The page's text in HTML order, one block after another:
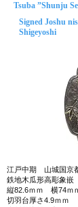
Tsuba ”Shunju
Signed Joshu
Shigeyoshi
江戸中期 山城国京
鉄地木瓜形高彫象嵌
縦82.6ｍｍ 横74ｍ
切羽台厚さ4.9ｍｍ